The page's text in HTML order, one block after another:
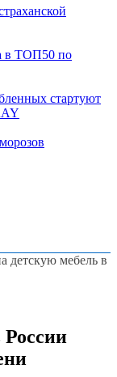
в ТОП50 по
стартуют
детскую мебель в
России